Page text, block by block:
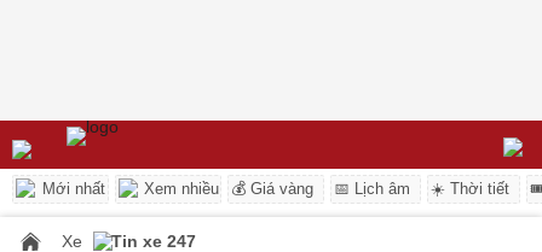
Mới nhất Xem nhiều 💰 Giá vàng 📅 Lịch âm ☀️ Thời tiết
Xe Tin xe 247